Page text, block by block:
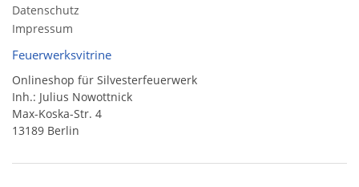
Datenschutz
Impressum
Feuerwerksvitrine
Onlineshop für Silvesterfeuerwerk
Inh.: Julius Nowottnick
Max-Koska-Str. 4
13189 Berlin